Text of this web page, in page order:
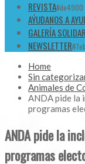
REVISTA#de4900
AÝUDANOS A
GALERÍA
NEWSLETTER
Home
Sin
Animales de
ANDA pide la
programas
ANDA pide la
programas